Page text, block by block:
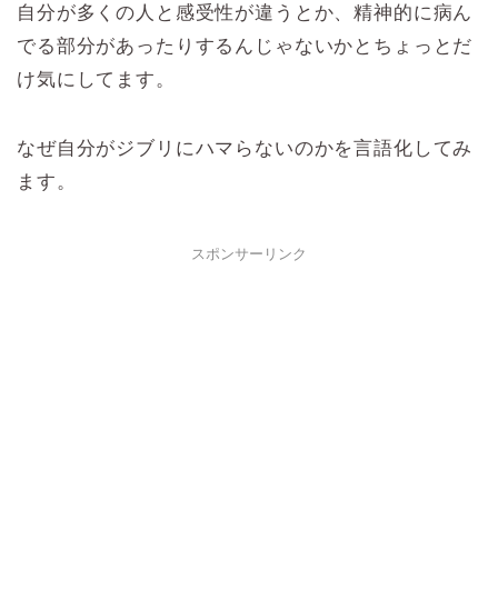
自分が多くの人と感受性が違うとか、精神的に病ん
でる部分があったりするんじゃないかとちょっとだ
け気にしてます。
なぜ自分がジブリにハマらないのかを言語化してみ
ます。
スポンサーリンク